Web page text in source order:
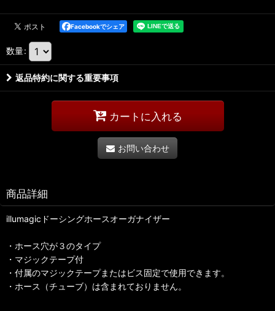
Facebookでシェア
数量:
返品特約に関する重要事項
カートに入れる
お問い合わせ
商品詳細
illumagicドーシングホースオーガナイザー
・ホース穴が３のタイプ
・マジックテープ付
・付属のマジックテープまたはビス固定で使用できます。
・ホース（チューブ）は含まれておりません。